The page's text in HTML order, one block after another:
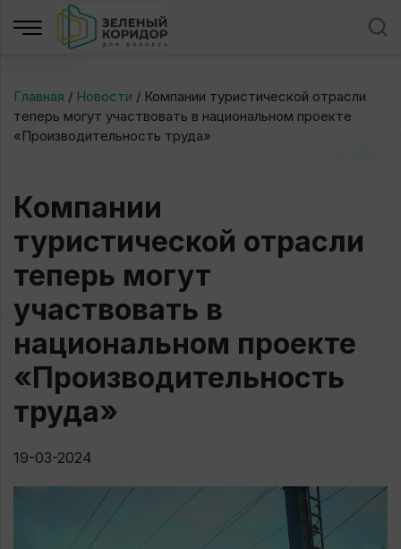
Главная / Новости / Компании туристической отрасли
теперь могут участвовать в национальном проекте
«Производительность труда»
Компании
туристической отрасли
теперь могут
участвовать в
национальном проекте
«Производительность
труда»
19-03-2024